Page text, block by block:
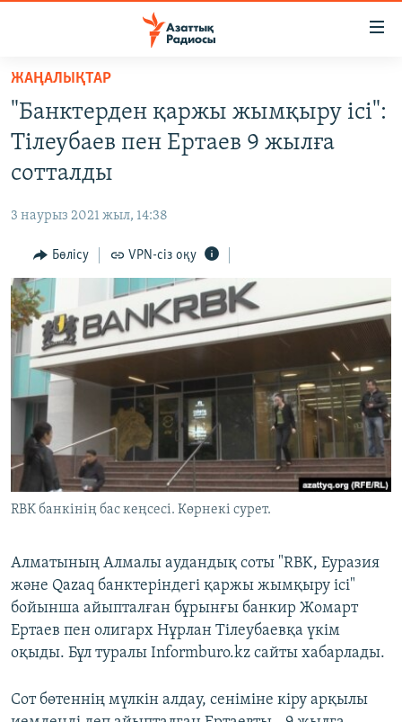
Skip
main
content
main
Navigation
Search
ЖАҢАЛЫҚТАР
AZATTYQTV
АДАМ ҚҰҚЫҚТАРЫ
ӘЛЕУМЕТ
ӘЛЕМ
АРНАЙЫ ЖОБАЛАР
Русский
ЖАЗЫЛЫҢЫЗ
Басқа тілдерде
ЖАҢАЛЫҚТАР
"Банктерден қаржы жымқыру ісі":
Тілеубаев пен Ертаев 9 жылға
сотталды
3 наурыз 2021 жыл, 14:38
Бөлісу VPN-сіз оқу
RBK банкінің бас кеңсесі. Көрнекі сурет.
Алматының Алмалы аудандық соты "RBK, Еуразия
және Qazaq банктеріндегі қаржы жымқыру ісі"
бойынша айыпталған бұрынғы банкир Жомарт
Ертаев пен олигарх Нұрлан Тілеубаевқа үкім
оқыды. Бұл туралы Informburo.kz сайты хабарлады.
Сот бөтеннің мүлкін алдау, сеніміне кіру арқылы